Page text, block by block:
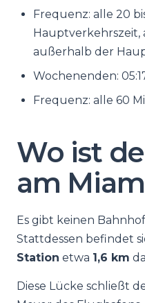
Frequenz: alle 20
Hauptverkehrszeit,
außerhalb der
Wochenenden:
Frequenz: alle 60
Wo ist
am
Es gibt keinen
Stattdessen befindet
Station etwa 1,6 km
Diese Lücke schließt